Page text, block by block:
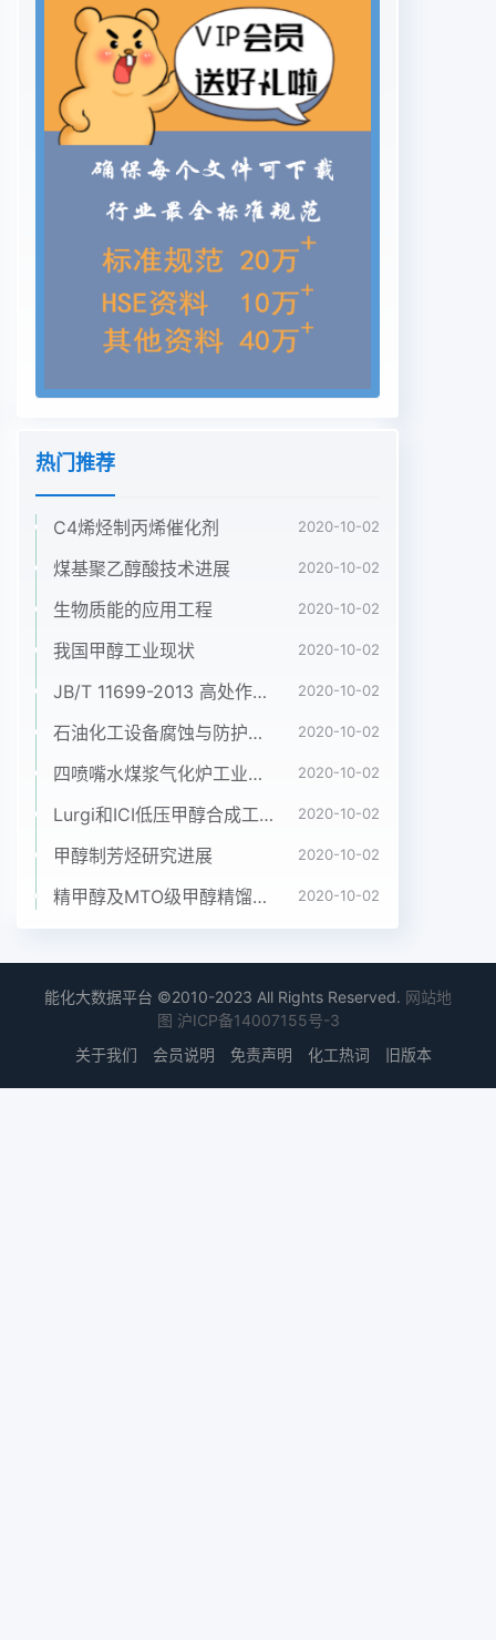
件下进行,在N/ALO3催化剂上进行甲烷部分氧化制合
成能耗高,且生成的水(H2y(O比高达3不利气的研究,
考察反应过程的操作参数(甲烷进料于进一步合成甲
醇或进行FT含成。近年来正浓度和反应温度)对制合
成气反应结果的影响在开发的甲烷催化部分氧化制含
成气的过程可有为进一步研究甲烷膜催化反应奠定基
础反应生成n(H2yx(CO批为2的合成气,适合1实验部
分后序过程(如合成甲醇或FT合成)的生产。1管式
La0.6S.4Con.2Fe.sO3a膜的制备有关甲烷部分氧化
制合成气的研究报道很0.6Sr0.4COo2Fe.O3粉料的
制备采用固相多,但多数催化剂在反应温度(>700℃
°)具有反应法,即将LaO3、S(CO3)、Co2O、Fe2O3
极高的活性,易导致固定床反应器飞温。另外甲按化
学计量比混合后,加入定量的异丙醇,放烷部分氧化过
前需进行空后CNMHG10h,升温和降温速*基金来源:
“八六三”计划(N715060120)和国率均控制为
2℃/min。粉料经筛分控制在300目家自然科学资金
重点资助项目(No.59789201)以下。采用离心沉降
7~8m。用X射线衍射技术收稿日期)丹数据0(XRD)
(PADX, Scintag Inc.)对所制得的粉料天然气化工
型。采用程序温控仪(AI-708PA型)控制温管式膜的
制备采用等静压成型法,将所制备度,计算机采集数
据。岀口混合气体主要由的管式膜坯体放入硅钼棒炉
组成,经色温速率升温至1200℃,保温5后,以相同的速
谱六通阀进样,利用气相色谱(型号 Shimadzu率降温
线分析气体组成,色谱柱为2m5A8mm,内径5mm,长
度100mmo分子筛(40℃)和2mGDX-103(40℃),热
导1.2实验装置与分析方法检测He作载气归一法定量
分析误差<5%管式膜反应器组件如图1所示。膜反应
裝置甲烷转化率和(O选择性分别按下两式计算流程
如图2所示。流程中,氦气、甲烷和空气的流量采用质
热门推荐
C4烯烃制丙烯催化剂 2020-10-02
煤基聚乙醇酸技术进展 2020-10-02
生物质能的应用工程 2020-10-02
我国甲醇工业现状 2020-10-02
JB/T 11699-2013 高处作业吊篮安装、拆卸、使用技术规程 2020-10-02
石油化工设备腐蚀与防护参考书十本免费下载，绝版珍藏 2020-10-02
四喷嘴水煤浆气化炉工业应用情况简介 2020-10-02
Lurgi和ICI低压甲醇合成工艺比较 2020-10-02
甲醇制芳烃研究进展 2020-10-02
精甲醇及MTO级甲醇精馏工艺技术进展 2020-10-02
能化大数据平台 ©2010-2023 All Rights Reserved. 网站地
图 沪ICP备14007155号-3
关于我们
会员说明 免责声明 化工热词 旧版本